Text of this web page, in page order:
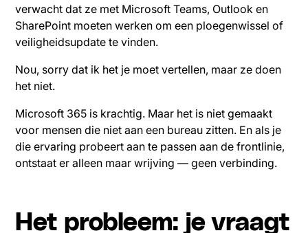
verwacht dat ze met Microsoft Teams, Outlook en
SharePoint moeten werken om een ploegenwissel of
veiligheidsupdate te vinden.
Nou, sorry dat ik het je moet vertellen, maar ze doen
het niet.
Microsoft 365 is krachtig. Maar het is niet gemaakt
voor mensen die niet aan een bureau zitten. En als je
die ervaring probeert aan te passen aan de frontlinie,
ontstaat er alleen maar wrijving — geen verbinding.
Het probleem: je vraagt